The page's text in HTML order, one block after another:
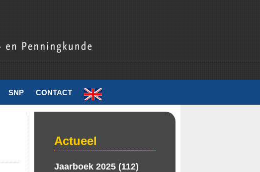
SNP CONTACT
Actueel
Jaarboek 2025 (112)